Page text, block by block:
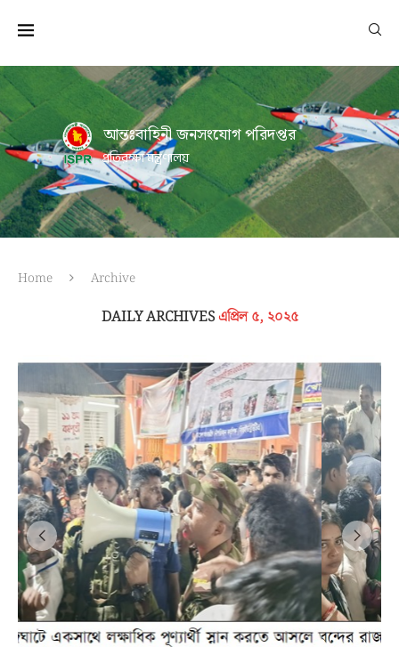
আন্তঃবাহিনী জনসংযোগ পরিদপ্তর
প্রতিরক্ষা মন্ত্রণালয়
Home Archive
DAILY ARCHIVESএপ্রিল ৫, ২০২৫